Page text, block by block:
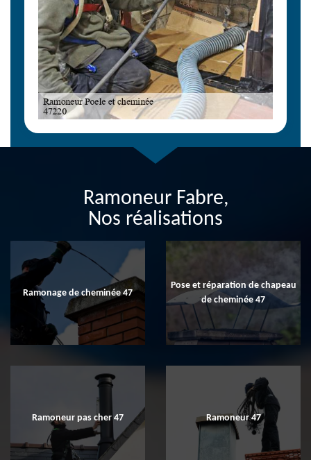
Ramoneur Fabre,
Nos réalisations
Ramonage de cheminée 47
Pose et réparation de chapeau
de cheminée 47
Ramoneur pas cher 47 Ramoneur 47